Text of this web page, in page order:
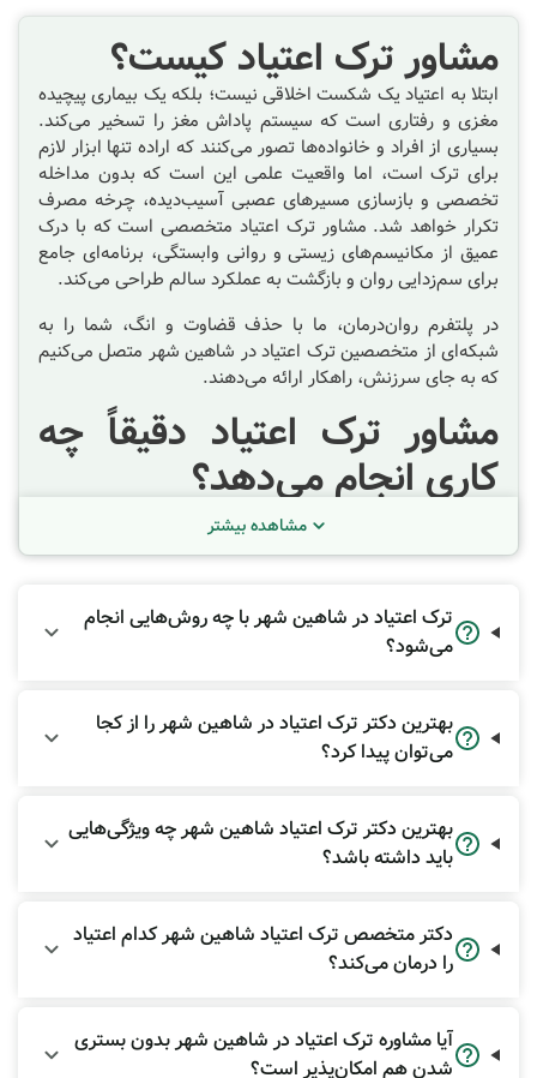
مشاور ترک اعتیاد کیست؟
ابتلا به اعتیاد یک شکست اخلاقی نیست؛ بلکه یک بیماری پیچیده
مغزی و رفتاری است که سیستم پاداش مغز را تسخیر می‌کند.
بسیاری از افراد و خانواده‌ها تصور می‌کنند که اراده تنها ابزار لازم
برای ترک است، اما واقعیت علمی این است که بدون مداخله
تخصصی و بازسازی مسیرهای عصبی آسیب‌دیده، چرخه مصرف
تکرار خواهد شد. مشاور ترک اعتیاد متخصصی است که با درک
عمیق از مکانیسم‌های زیستی و روانی وابستگی، برنامه‌ای جامع
برای سم‌زدایی روان و بازگشت به عملکرد سالم طراحی می‌کند.
در پلتفرم روان‌درمان، ما با حذف قضاوت و انگ، شما را به
شبکه‌ای از متخصصین ترک اعتیاد در شاهین شهر متصل می‌کنیم
که به جای سرزنش، راهکار ارائه می‌دهند.
مشاور ترک اعتیاد دقیقاً چه
کاری انجام می‌دهد؟
درمان اعتیاد فرآیندی چندوجهی است. در حالی که پزشکان بر
جنبه‌های فیزیکی و سم‌زدایی نظارت دارند، مشاور ترک اعتیاد بر
روی "چرایی" مصرف و "چگونگی" زیستن بدون مواد تمرکز دارد.
وجود همزمان اختلالات روانی دیگر مانند افسردگی یااضطراب را
بررسی می‌کنند.
درمان شناختی-رفتاری (CBT):
شناسایی محرک‌های شروع
مصرف (Triggers) و آموزش مهارت‌های مقابله با وسوسه.
برای مدیریت موقعیت‌های وسوسه برانگیز و پرخطر.
مداخله خانوادگی:آموزش به خانواده برای قطع رفتارهای
حمایتگرانه ناسالم و ایجاد محیطی امن برای بهبودی.
اهمیت انتخابمشاور ترک
اعتیادهمسو با نیازهای هر
فردی
در مسیر بهبودی، فرد در حال ترک باید احساس کند که مشاور،
مشاهده بیشتر
ترک اعتیاد در شاهین شهر با چه روش‌هایی انجام
می‌شود؟
بهترین دکتر ترک اعتیاد در شاهین شهر را از کجا
می‌توان پیدا کرد؟
بهترین دکتر ترک اعتیاد شاهین شهر چه ویژگی‌هایی
باید داشته باشد؟
دکتر متخصص ترک اعتیاد شاهین شهر کدام اعتیاد
را درمان می‌کند؟
آیا مشاوره ترک اعتیاد در شاهین شهر بدون بستری
شدن هم امکان‌پذیر است؟